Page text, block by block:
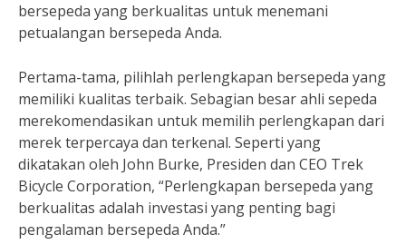
bersepeda yang berkualitas untuk menemani
petualangan bersepeda Anda.
Pertama-tama, pilihlah perlengkapan bersepeda yang
memiliki kualitas terbaik. Sebagian besar ahli sepeda
merekomendasikan untuk memilih perlengkapan dari
merek terpercaya dan terkenal. Seperti yang
dikatakan oleh John Burke, Presiden dan CEO Trek
Bicycle Corporation, “Perlengkapan bersepeda yang
berkualitas adalah investasi yang penting bagi
pengalaman bersepeda Anda.”